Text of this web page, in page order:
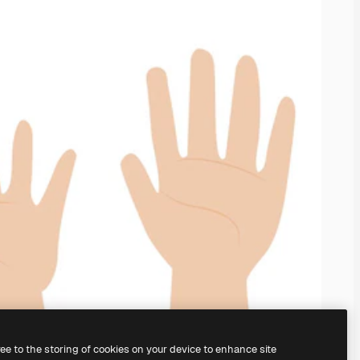
to the storing of cookies on your device to enhance site